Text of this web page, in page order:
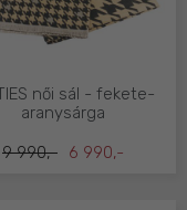
9 990,- 6 990,-
női sál - fekete-
aranysárga